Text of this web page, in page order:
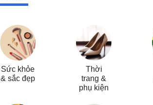
Sức khỏe
& sắc đẹp
Thời
trang &
phụ kiện